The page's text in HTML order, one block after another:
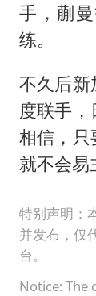
手，蒯
练。
不久后新
度联手
相信，只
就不会易
特别声明：
并发布，仅
台。
Notice: The